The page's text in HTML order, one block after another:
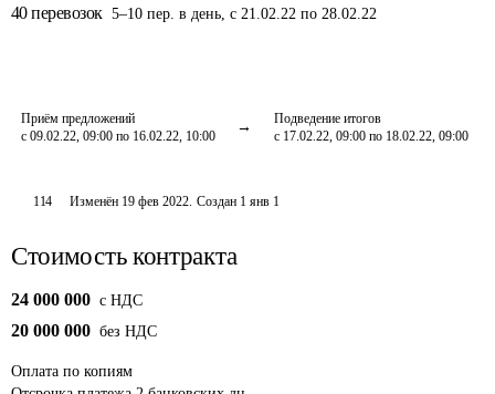
40 перевозок 5–10 пер. в день, с 21.02.22 по 28.02.22
Приём предложений
с 09.02.22, 09:00 по 16.02.22, 10:00
Подведение итогов
с 17.02.22, 09:00 по 18.02.22, 09:00
114 Изменён 19 фев 2022. Создан 1 янв 1
Стоимость контракта
24 000 000 c НДС
20 000 000 без НДС
Оплата по копиям